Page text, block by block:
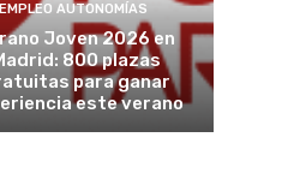
EMPLEO AUTONOMÍAS
Joven 2026 en
800 plazas
para ganar
este verano